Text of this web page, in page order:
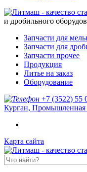
и дробильного
Запчасти для
Запчасти для
Запчасти прочее
Продукция
Литье на заказ
Оборудование
+7 (3522) 55
Курган, Промышленная
Карта сайта